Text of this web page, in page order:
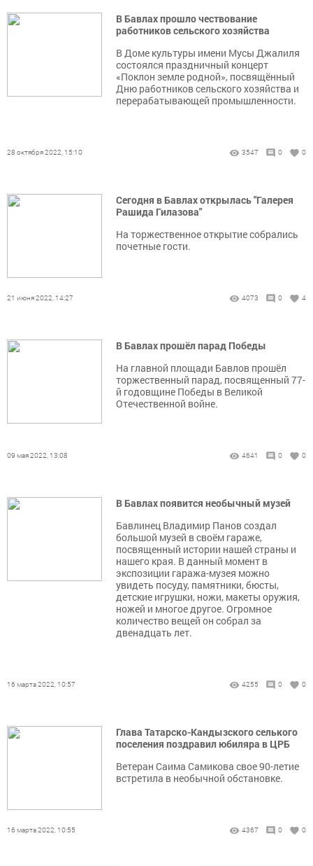
В Бавлах прошло чествование
работников сельского хозяйства
В Доме культуры имени Мусы Джалиля
состоялся праздничный концерт
«Поклон земле родной», посвящённый
Дню работников сельского хозяйства и
перерабатывающей промышленности.
28 октября 2022, 15:10 3547 0 0
Сегодня в Бавлах открылась "Галерея
Рашида Гилазова"
На торжественное открытие собрались
почетные гости.
21 июня 2022, 14:27 4073 0 4
В Бавлах прошёл парад Победы
На главной площади Бавлов прошёл
торжественный парад, посвященный 77-
й годовщине Победы в Великой
Отечественной войне.
09 мая 2022, 13:08 4641 0 0
В Бавлах появится необычный музей
Бавлинец Владимир Панов создал
большой музей в своём гараже,
посвященный истории нашей страны и
нашего края. В данный момент в
экспозиции гаража-музея можно
увидеть посуду, памятники, бюсты,
детские игрушки, ножи, макеты оружия,
ножей и многое другое. Огромное
количество вещей он собрал за
двенадцать лет.
16 марта 2022, 10:57 4255 0 0
Глава Татарско-Кандызского селького
поселения поздравил юбиляра в ЦРБ
Ветеран Саима Самикова свое 90-летие
встретила в необычной обстановке.
16 марта 2022, 10:55 4367 0 0